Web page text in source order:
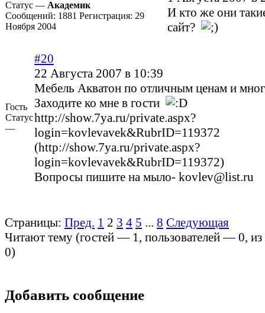
Статус — Академик
Сообщений: 1881 Регистрация: 29
Ноября 2004
И кто же они
сайт?
Гость
Статус
—
#20
22 Августа 2007 в 10:39
Мебель Акватон по отличным ценам и
Заходите ко мне в гости
http://show.7ya.ru/private.aspx?
login=kovlevavek&RubrID=119372
(http://show.7ya.ru/private.aspx?
login=kovlevavek&RubrID=119372)
Вопросы пишите на мыло- kovlev@list.ru
Страницы: Пред. 1 2 3 4 5 ... 8 Следующая
Читают тему (гостей — 1, пользователей —0,
0)
Добавить сообщение